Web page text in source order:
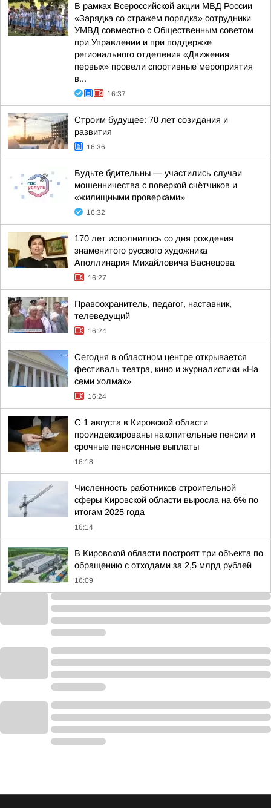
В рамках Всероссийской акции МВД России
«Зарядка со стражем порядка» сотрудники
УМВД совместно с Общественным советом
при Управлении и при поддержке
регионального отделения «Движения
первых» провели спортивные мероприятия
в...
16:37
Строим будущее: 70 лет созидания и
развития
16:36
Будьте бдительны — участились случаи
мошенничества с поверкой счётчиков и
«жилищными проверками»
16:32
170 лет исполнилось со дня рождения
знаменитого русского художника
Аполлинария Михайловича Васнецова
16:27
Правоохранитель, педагог, наставник,
телеведущий
16:24
Сегодня в областном центре открывается
фестиваль театра, кино и журналистики «На
семи холмах»
16:24
С 1 августа в Кировской области
проиндексированы накопительные пенсии и
срочные пенсионные выплаты
16:18
Численность работников строительной
сферы Кировской области выросла на 6% по
итогам 2025 года
16:14
В Кировской области построят три объекта по
обращению с отходами за 2,5 млрд рублей
16:09